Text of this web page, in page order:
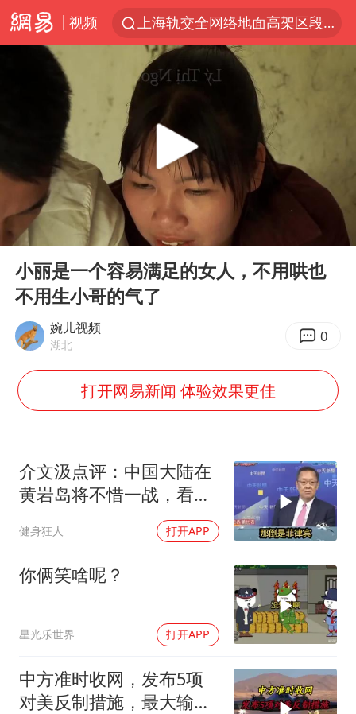
视频
上海轨交全网络地面高架区段限速运行
白海豚逼近浙闽沿海
拜登前列腺癌恶化
上海暴雨红色预警
“伊斯兰版北约”出现
武契奇会见泽连斯基有何意图
上海大部迎大暴雨
浙江海域将现5到8米巨浪到狂浪
方桃子代言广告视频已下架
构建更高水平的全民健身公共服务体系
Play
03:05
小丽是一个容易满足的女人，不用哄也
不用生小哥的气了
婉儿视频
湖北 0
打开网易新闻 体验效果更佳
介文汲点评：中国大陆在
黄岩岛将不惜一战，看你
健身狂人 打开APP
你俩笑啥呢？
星光乐世界 打开APP
中方准时收网，发布5项
对美反制措施，最大输家